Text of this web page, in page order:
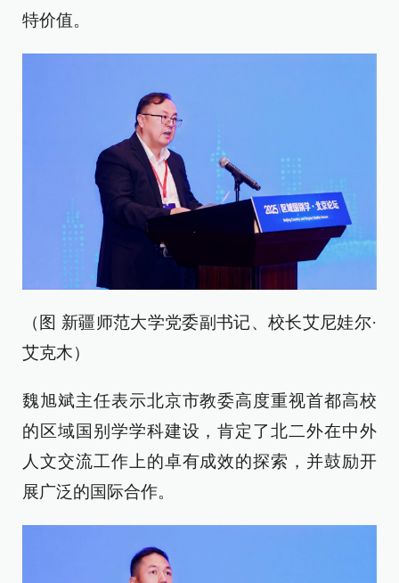
特价值。
（图 新疆师范大学党委副书记、校长艾尼娃尔·
艾克木）
魏旭斌主任表示北京市教委高度重视首都高校
的区域国别学学科建设，肯定了北二外在中外
人文交流工作上的卓有成效的探索，并鼓励开
展广泛的国际合作。